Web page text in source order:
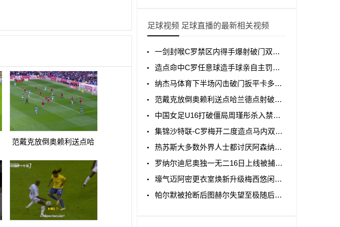
范戴克放倒奥赖利送点哈
足球视频 足球直播的最新相关视频
一剑封喉C罗禁区内得手爆射破门双响打进生涯第967球
造点命中C罗任意球造手球亲自主罚命中生涯第966球
纳杰马体育下半场闪击破门扳平卡多索禁区内打门得手
范戴克放倒奥赖利送点哈兰德点射破门曼城1-0利物浦
中国女足U16打破僵局周瑾彤杀入禁区小角度抽射远角破门
集锦沙特联-C罗梅开二度造点马内双响 胜利5-2纳杰马体育
热苏斯大多数外界人士都讨厌阿森纳我不明白为什么
罗纳尔迪尼奥独一无二16日上线被捕入狱人生最糟糕时刻
壕气迈阿密更衣室焕新升级梅西悠闲品马黛茶
帕尔默被抢断后图赫尔失望至极随后日本队5脚传递破门